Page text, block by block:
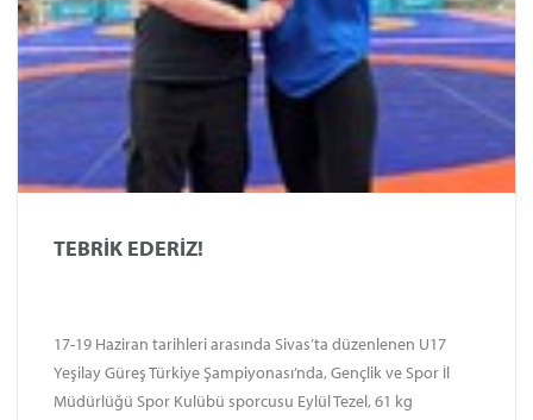
TEBRİK EDERİZ!
17-19 Haziran tarihleri arasında Sivas’ta düzenlenen U17
Yeşilay Güreş Türkiye Şampiyonası’nda, Gençlik ve Spor İl
Müdürlüğü Spor Kulübü sporcusu Eylül Tezel, 61 kg